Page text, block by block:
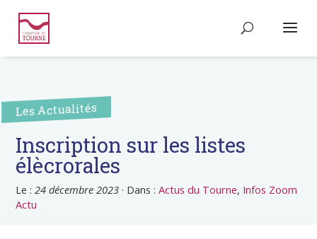
Les Actualités
Inscription sur les listes
élècrorales
Le :24 décembre 2023 · Dans :Actus du Tourne, Infos Zoom
Actu